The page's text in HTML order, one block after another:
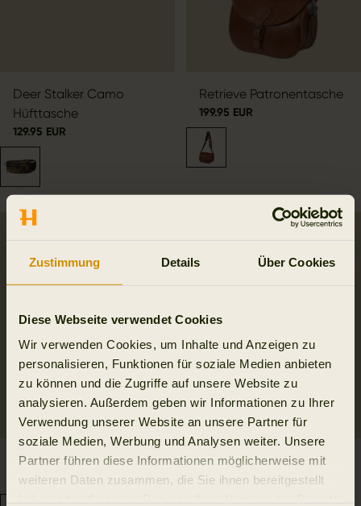
Zustimmung Details Über Cookies
Diese Webseite verwendet Cookies
Wir verwenden Cookies, um Inhalte und Anzeigen zu
personalisieren, Funktionen für soziale Medien anbieten
zu können und die Zugriffe auf unsere Website zu
analysieren. Außerdem geben wir Informationen zu Ihrer
Verwendung unserer Website an unsere Partner für
soziale Medien, Werbung und Analysen weiter. Unsere
Partner führen diese Informationen möglicherweise mit
weiteren Daten zusammen, die Sie ihnen bereitgestellt
Deer Stalker Camo
Hüfttasche
129.95 EUR
Retrieve Patronentasche
199.95 EUR
Deer Stalker Hüfttasche
129.95 EUR
Härkila One Camo HSP
Schlafsack